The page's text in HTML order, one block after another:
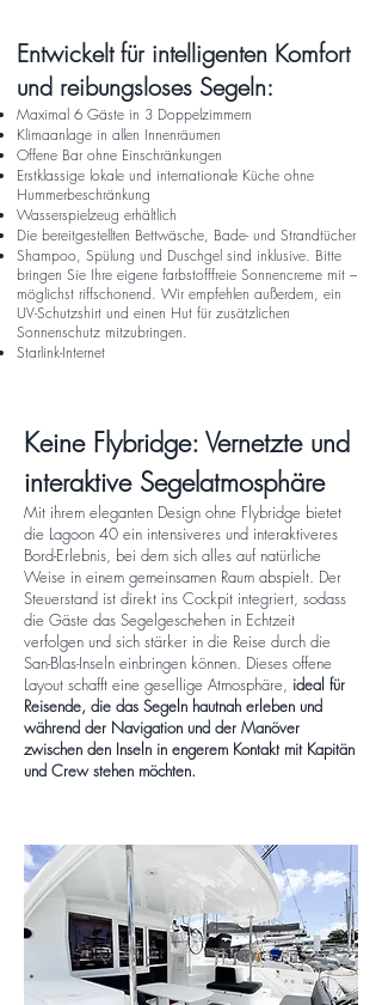
Entwickelt für intelligenten Komfort
und reibungsloses Segeln:
Maximal 6 Gäste in 3 Doppelzimmern
Klimaanlage in allen Innenräumen
Offene Bar ohne Einschränkungen
Erstklassige lokale und internationale Küche ohne
Hummerbeschränkung
Wasserspielzeug erhältlich
Die bereitgestellten Bettwäsche, Bade- und Strandtücher
Shampoo, Spülung und Duschgel sind inklusive. Bitte
bringen Sie Ihre eigene farbstofffreie Sonnencreme mit –
möglichst riffschonend. Wir empfehlen außerdem, ein
UV-Schutzshirt und einen Hut für zusätzlichen
Sonnenschutz mitzubringen.
Starlink-Internet
Keine Flybridge: Vernetzte und
interaktive Segelatmosphäre
Mit ihrem eleganten Design ohne Flybridge bietet
die Lagoon 40 ein intensiveres und interaktiveres
Bord-Erlebnis, bei dem sich alles auf natürliche
Weise in einem gemeinsamen Raum abspielt. Der
Steuerstand ist direkt ins Cockpit integriert, sodass
die Gäste das Segelgeschehen in Echtzeit
verfolgen und sich stärker in die Reise durch die
San-Blas-Inseln einbringen können. Dieses offene
Layout schafft eine gesellige Atmosphäre, ideal für
Reisende, die das Segeln hautnah erleben und
während der Navigation und der Manöver
zwischen den Inseln in engerem Kontakt mit Kapitän
und Crew stehen möchten.